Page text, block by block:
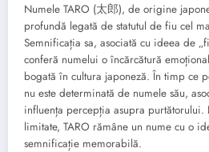
Numele TARO (太郎), de origine
profundă legată de statutul de fiu cel
Semnificația sa, asociată cu ideea de
conferă numelui o încărcătură
bogată în cultura japoneză. În timp ce
nu este determinată de numele său,
influența percepția asupra
limitate, TARO rămâne un nume cu o
semnificație memorabilă.